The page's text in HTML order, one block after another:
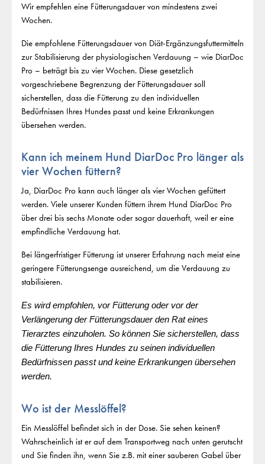
Wir empfehlen eine Fütterungsdauer von mindestens zwei
Wochen.
Die empfohlene Fütterungsdauer von Diät-Ergänzungsfuttermitteln
zur Stabilisierung der physiologischen Verdauung – wie DiarDoc
Pro – beträgt bis zu vier Wochen. Diese gesetzlich
vorgeschriebene Begrenzung der Fütterungsdauer soll
sicherstellen, dass die Fütterung zu den individuellen
Bedürfnissen Ihres Hundes passt und keine Erkrankungen
übersehen werden.
Kann ich meinem Hund DiarDoc Pro länger als
vier Wochen füttern?
Ja, DiarDoc Pro kann auch länger als vier Wochen gefüttert
werden. Viele unserer Kunden füttern ihrem Hund DiarDoc Pro
über drei bis sechs Monate oder sogar dauerhaft, weil er eine
empfindliche Verdauung hat.
Bei längerfristiger Fütterung ist unserer Erfahrung nach meist eine
geringere Fütterungsenge ausreichend, um die Verdauung zu
stabilisieren.
Es wird empfohlen, vor Fütterung oder vor der
Verlängerung der Fütterungsdauer den Rat eines
Tierarztes einzuholen. So können Sie sicherstellen, dass
die Fütterung Ihres Hundes zu seinen individuellen
Bedürfnissen passt und keine Erkrankungen übersehen
werden.
Wo ist der Messlöffel?
Ein Messlöffel befindet sich in der Dose. Sie sehen keinen?
Wahrscheinlich ist er auf dem Transportweg nach unten gerutscht
und Sie finden ihn, wenn Sie z.B. mit einer sauberen Gabel über